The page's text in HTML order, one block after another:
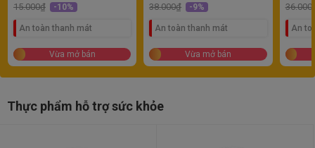
15.000₫ -10%
An toàn thanh mát
Vừa mở bán
38.000₫ -9%
An toàn thanh mát
Vừa mở bán
An
Thực phẩm hỗ trợ sức khỏe